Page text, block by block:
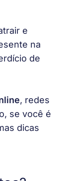
e
na
de
, redes
se você é
dicas